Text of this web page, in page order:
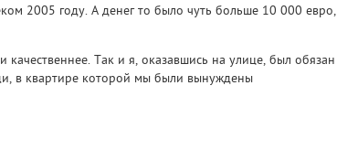
2005 году. А денег то было чуть больше 10 000 евро,
Так и я, оказавшись на улице, был обязан
в квартире которой мы были вынуждены